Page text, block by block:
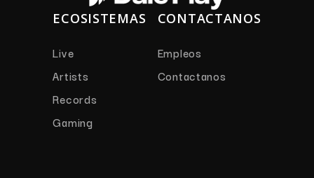
ECOSISTEMAS
Live
Artists
Records
Gaming
CONTACTANOS
Empleos
Contactanos